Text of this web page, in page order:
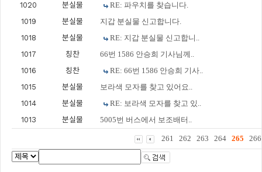
1020
분실물
RE: 파우치를 찾습니다.
1019
분실물
지갑 분실물 신고합니다.
1018
분실물
RE: 지갑 분실물 신고합니..
1017
칭찬
66번 1586 안승희 기사님께..
1016
칭찬
RE: 66번 1586 안승희 기사..
1015
분실물
보라색 모자를 찾고 있어요..
1014
분실물
RE: 보라색 모자를 찾고 있..
1013
분실물 5005번 버스에서 보조배터..
261 262 263 264 265 266